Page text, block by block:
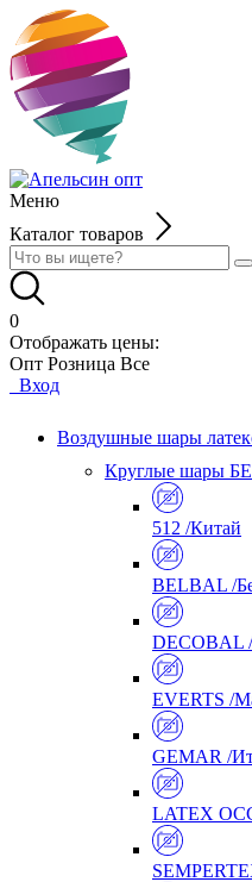
Меню
Каталог товаров
0
Отображать цены:
Опт Розница Все
Вход
Воздушные шары
Круглые шары
512 /Китай
BELBAL /
DECOBAL
EVERTS /
GEMAR /
LATEX